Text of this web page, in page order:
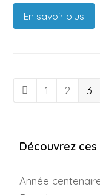
En savoir plus
Précédent
Page
1 Page
2 3
Découvrez
Année